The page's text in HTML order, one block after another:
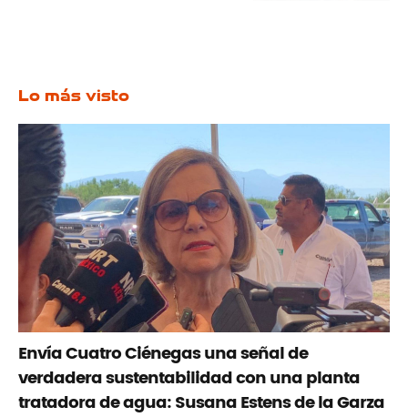
Lo más visto
Envía Cuatro Ciénegas una señal de
verdadera sustentabilidad con una planta
tratadora de agua: Susana Estens de la Garza